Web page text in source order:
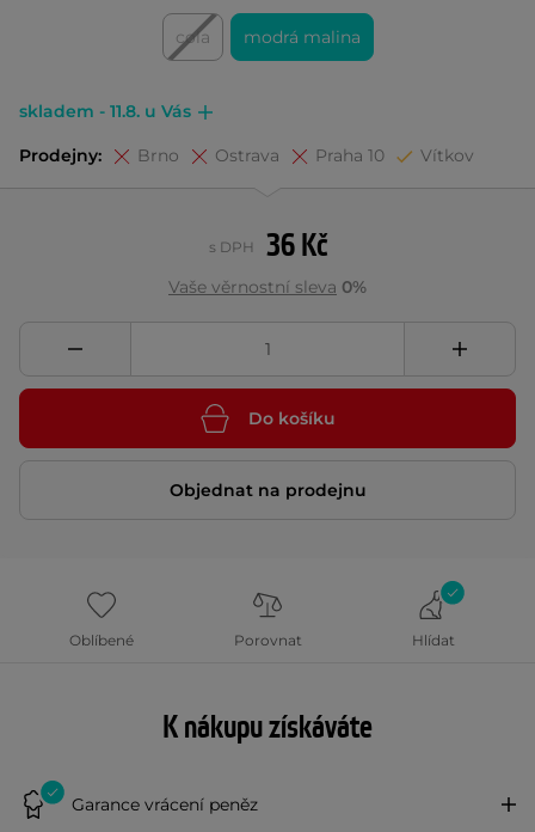
cola modrá malina
skladem - 11.8. u Vás
Prodejny: Brno Ostrava Praha 10 Vítkov
36 Kč
s DPH
Vaše věrnostní sleva 0%
Do košíku
Objednat na prodejnu
Oblíbené Porovnat Hlídat
K nákupu získáváte
Garance vrácení peněz